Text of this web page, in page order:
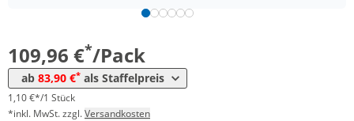
109,96 €*/Pack
ab 83,90 €* als Staffelpreis
ab 100 Pack 83,90 €
1,10 €*/1 Stück
*inkl. MwSt. zzgl.Versandkosten